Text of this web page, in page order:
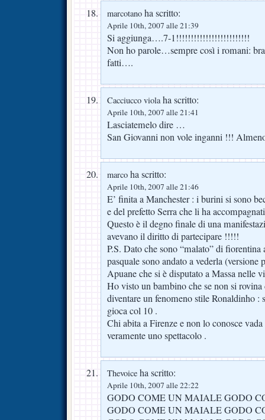
marcotano ha scritto:
Aprile 10th, 2007 alle 21:39
Si aggiunga….7-1!!!!!!!!!!!!!!!!!!!!!!!!!
Non ho parole…sempre così i romani:
fatti….
Cacciucco violaha scritto:
Aprile 10th, 2007 alle 21:41
Lasciatemelo dire …
San Giovanni non vole inganni !!!
marco ha scritto:
Aprile 10th, 2007 alle 21:46
E’ finita a Manchester : i burini si sono
e del prefetto Serra che li ha
Questo è il degno finale di una
avevano il diritto di partecipare !!!!!
P.S. Dato che sono “malato” di fiorentina
pasquale sono andato a vederla
Apuane che si è disputato a Massa nelle
Ho visto un bambino che se non si rovina
diventare un fenomeno stile Ronaldinho :
gioca col 10 .
Chi abita a Firenze e non lo conosce
veramente uno spettacolo .
Thevoice ha scritto:
Aprile 10th, 2007 alle 22:22
GODO COME UN MAIALE GODO
GODO COME UN MAIALE GODO